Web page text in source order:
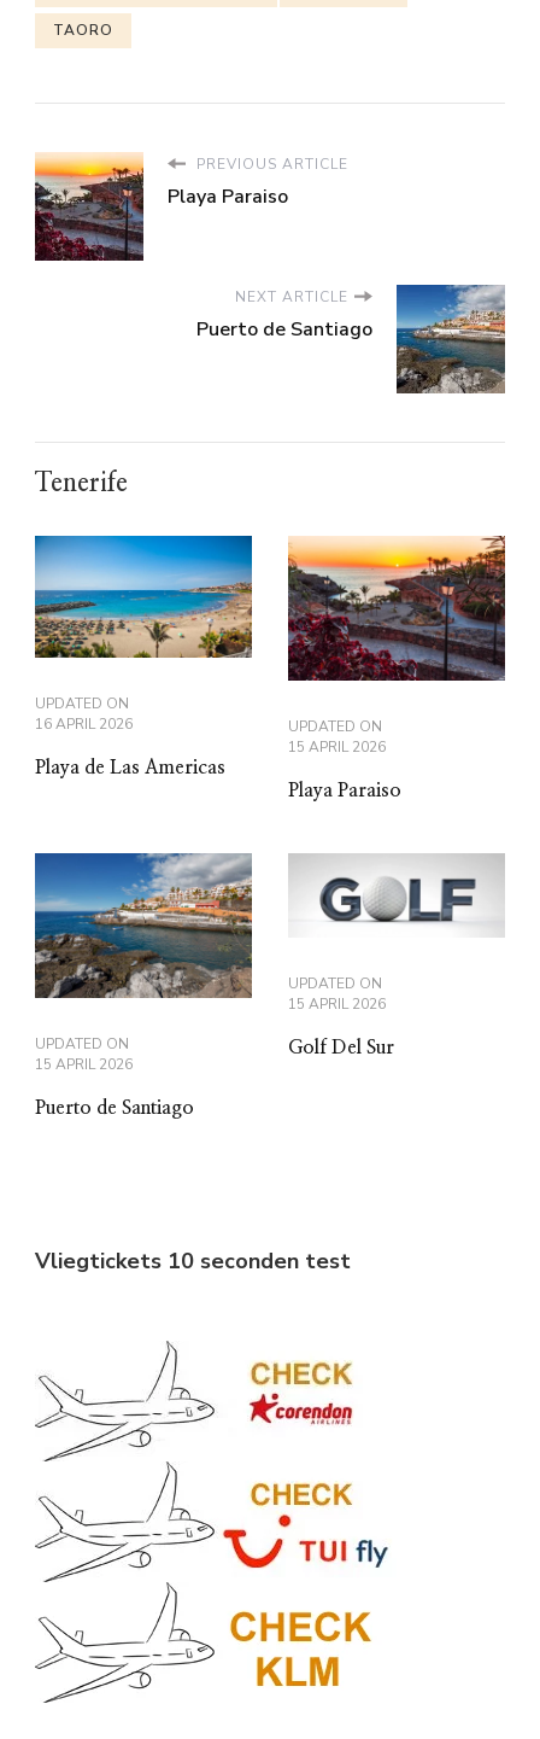
TAORO
PREVIOUS ARTICLE
Playa Paraiso
NEXT ARTICLE
Puerto de Santiago
Tenerife
UPDATED ON
16 APRIL 2026
Playa de Las Americas
UPDATED ON
15 APRIL 2026
Playa Paraiso
UPDATED ON
15 APRIL 2026
Puerto de Santiago
UPDATED ON
15 APRIL 2026
Golf Del Sur
Vliegtickets 10 seconden test